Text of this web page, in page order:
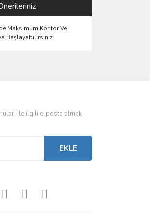
Maksimum Konfor Ve
Başlayabilirsiniz.
ile ilgili e-posta almak
EKLE